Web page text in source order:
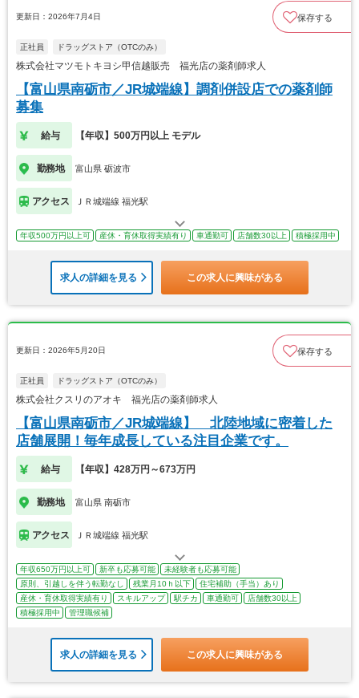
更新日：2026年7月4日 保存する
正社員 ドラッグストア（OTCのみ）
株式会社マツモトキヨシ甲信越販売 福光店の薬剤師求人
【富山県南砺市／JR城端線】調剤併設店での薬剤師
募集
給与 【年収】500万円以上 モデル
勤務地 富山県 砺波市
アクセス ＪＲ城端線 福光駅
年収500万円以上可 産休・育休取得実績有り 車通勤可 店舗数30以上 積極採用中
求人の詳細を見る この求人に興味がある
更新日：2026年5月20日 保存する
正社員 ドラッグストア（OTCのみ）
株式会社クスリのアオキ 福光店の薬剤師求人
【富山県南砺市／JR城端線】 北陸地域に密着した
店舗展開！毎年成長している注目企業です。
給与 【年収】428万円～673万円
勤務地 富山県 南砺市
アクセス ＪＲ城端線 福光駅
年収650万円以上可 新卒も応募可能
未経験者も応募可能
原則、引越しを伴う転勤なし
残業月10ｈ以下
住宅補助（手当）あり
産休・育休取得実績有り
スキルアップ 駅チカ 車通勤可
店舗数30以上
積極採用中
管理職候補
求人の詳細を見る この求人に興味がある